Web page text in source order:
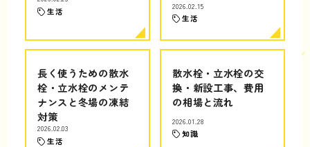
生活
2026.02.15
生活
長く使うための散水
栓・立水栓のメンテ
ナンスと冬場の凍結
対策
2026.02.03
生活
散水栓・立水栓の交
換・新設工事、費用
の相場と流れ
2026.01.28
知識